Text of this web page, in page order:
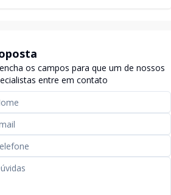
os campos para que um de nossos
entre em contato